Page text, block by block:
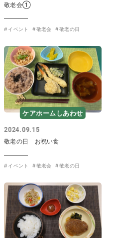
敬老会①
イベント 敬老会 敬老の日
ケアホームしあわせ
2024.09.15
敬老の日 お祝い食
イベント 敬老会 敬老の日